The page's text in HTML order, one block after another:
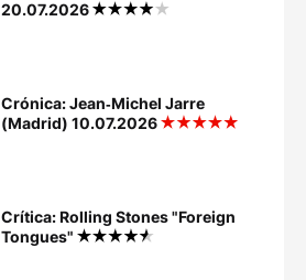
20.07.2026
Crónica: Jean‐Michel Jarre
(Madrid) 10.07.2026
Crítica: Rolling Stones "Foreign
Tongues"